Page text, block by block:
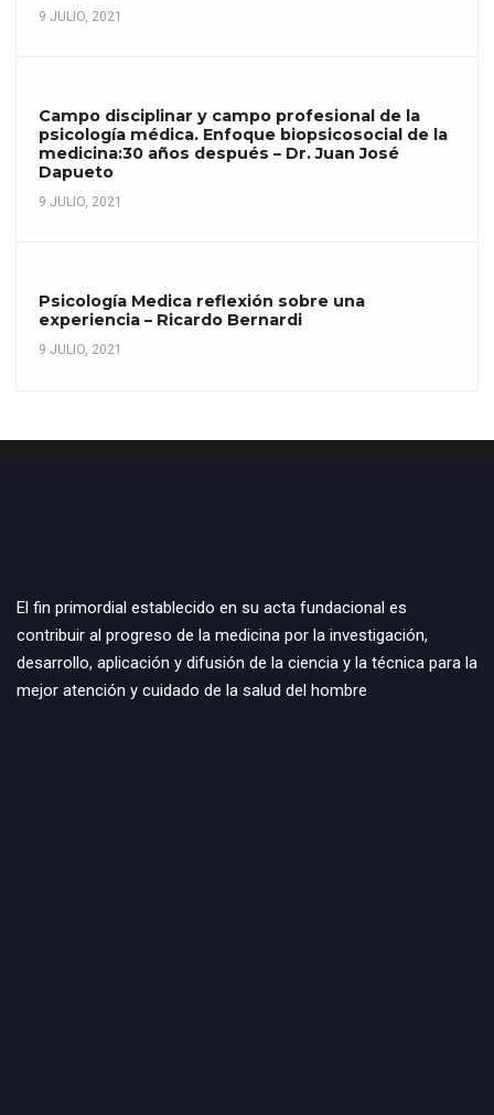
9 JULIO, 2021
Campo disciplinar y campo profesional de la
psicología médica. Enfoque biopsicosocial de la
medicina:30 años después – Dr. Juan José
Dapueto
9 JULIO, 2021
Psicología Medica reflexión sobre una
experiencia – Ricardo Bernardi
9 JULIO, 2021
El fin primordial establecido en su acta fundacional es
contribuir al progreso de la medicina por la investigación,
desarrollo, aplicación y difusión de la ciencia y la técnica para la
mejor atención y cuidado de la salud del hombre